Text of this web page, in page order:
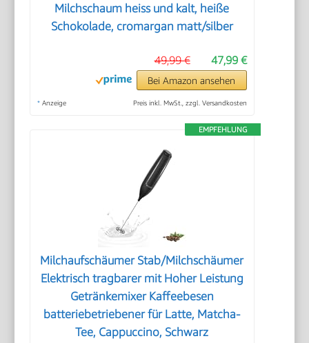
Milchschaum heiss und kalt, heiße
Schokolade, cromargan matt/silber
47,99 €
49,99 €
Bei Amazon ansehen
* Anzeige Preis inkl. MwSt., zzgl. Versandkosten
EMPFEHLUNG
Milchaufschäumer Stab/Milchschäumer
Elektrisch tragbarer mit Hoher Leistung
Getränkemixer Kaffeebesen
batteriebetriebener für Latte, Matcha-
Tee, Cappuccino, Schwarz